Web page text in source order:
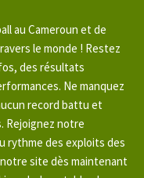
au Cameroun et de
le monde ! Restez
des résultats
Ne manquez
record battu et
Rejoignez notre
rythme des exploits des
site dès maintenant